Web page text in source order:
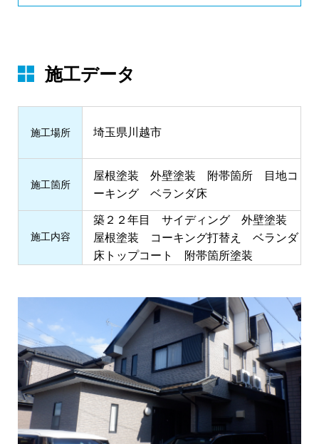
施工データ
施⼯場所 埼玉県川越市
施⼯箇所
屋根塗装 外壁塗装 附帯箇所 目地コ
ーキング ベランダ床
施⼯内容
築２２年目 サイディング 外壁塗装
屋根塗装 コーキング打替え ベランダ
床トップコート 附帯箇所塗装